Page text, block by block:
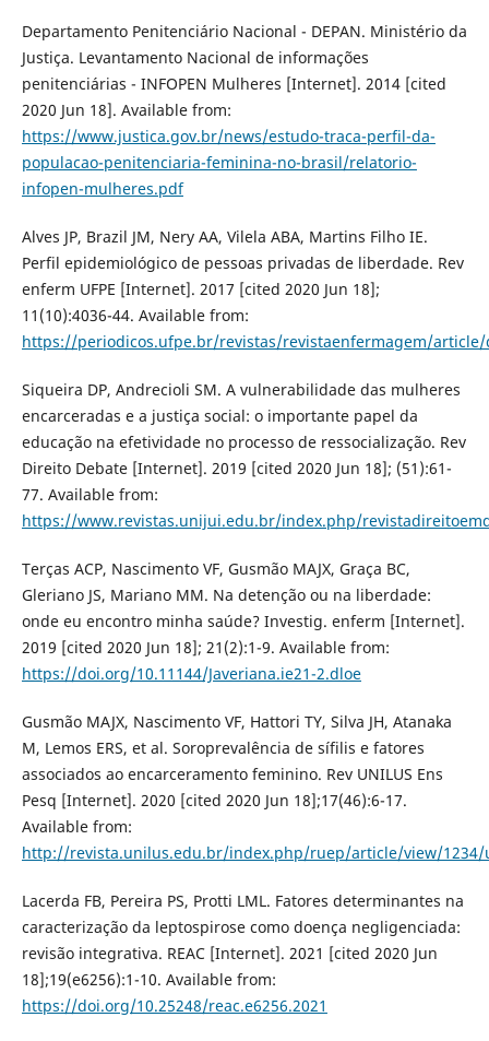
Departamento Penitenciário Nacional - DEPAN. Ministério da
Justiça. Levantamento Nacional de informações
penitenciárias - INFOPEN Mulheres [Internet]. 2014 [cited
2020 Jun 18]. Available from:
https://www.justica.gov.br/news/estudo-traca-perfil-da-
populacao-penitenciaria-feminina-no-brasil/relatorio-
infopen-mulheres.pdf
Alves JP, Brazil JM, Nery AA, Vilela ABA, Martins Filho IE.
Perfil epidemiológico de pessoas privadas de liberdade. Rev
enferm UFPE [Internet]. 2017 [cited 2020 Jun 18];
11(10):4036-44. Available from:
https://periodicos.ufpe.br/revistas/revistaenfermagem/article/
Siqueira DP, Andrecioli SM. A vulnerabilidade das mulheres
encarceradas e a justiça social: o importante papel da
educação na efetividade no processo de ressocialização. Rev
Direito Debate [Internet]. 2019 [cited 2020 Jun 18]; (51):61-
77. Available from:
https://www.revistas.unijui.edu.br/index.php/
Terças ACP, Nascimento VF, Gusmão MAJX, Graça BC,
Gleriano JS, Mariano MM. Na detenção ou na liberdade:
onde eu encontro minha saúde? Investig. enferm [Internet].
2019 [cited 2020 Jun 18]; 21(2):1-9. Available from:
https://doi.org/10.11144/Javeriana.ie21-2.dloe
Gusmão MAJX, Nascimento VF, Hattori TY, Silva JH, Atanaka
M, Lemos ERS, et al. Soroprevalência de sífilis e fatores
associados ao encarceramento feminino. Rev UNILUS Ens
Pesq [Internet]. 2020 [cited 2020 Jun 18];17(46):6-17.
Available from:
http://revista.unilus.edu.br/index.php/ruep/article/view/1234/
Lacerda FB, Pereira PS, Protti LML. Fatores determinantes na
caracterização da leptospirose como doença negligenciada:
revisão integrativa. REAC [Internet]. 2021 [cited 2020 Jun
18];19(e6256):1-10. Available from:
https://doi.org/10.25248/reac.e6256.2021